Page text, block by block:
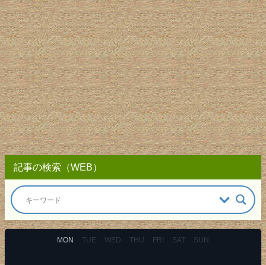
記事の検索（WEB）
MON TUE WED THU FRI SAT SUN